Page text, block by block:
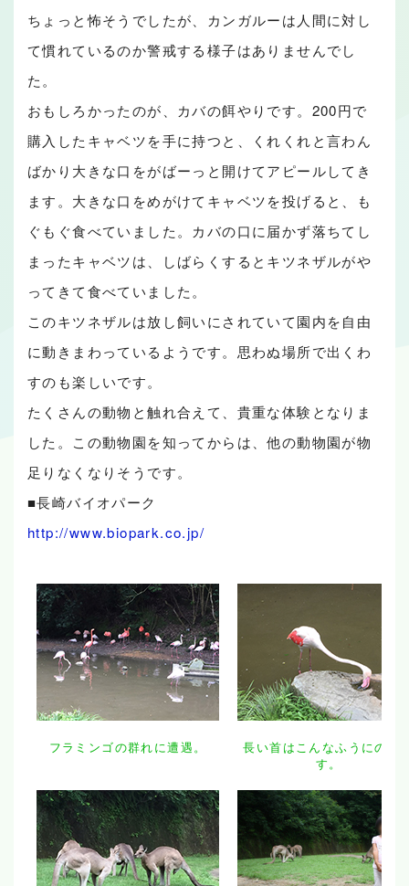
ちょっと怖そうでしたが、カンガルーは人間に対し
て慣れているのか警戒する様子はありませんでし
た。
おもしろかったのが、カバの餌やりです。200円で
購入したキャベツを手に持つと、くれくれと言わん
ばかり大きな口をがばーっと開けてアピールしてき
ます。大きな口をめがけてキャベツを投げると、も
ぐもぐ食べていました。カバの口に届かず落ちてし
まったキャベツは、しばらくするとキツネザルがや
ってきて食べていました。
このキツネザルは放し飼いにされていて園内を自由
に動きまわっているようです。思わぬ場所で出くわ
すのも楽しいです。
たくさんの動物と触れ合えて、貴重な体験となりま
した。この動物園を知ってからは、他の動物園が物
足りなくなりそうです。
■長崎バイオパーク
http://www.biopark.co.jp/
フラミンゴの群れに遭遇。
長い首はこんなふうにのび
す。